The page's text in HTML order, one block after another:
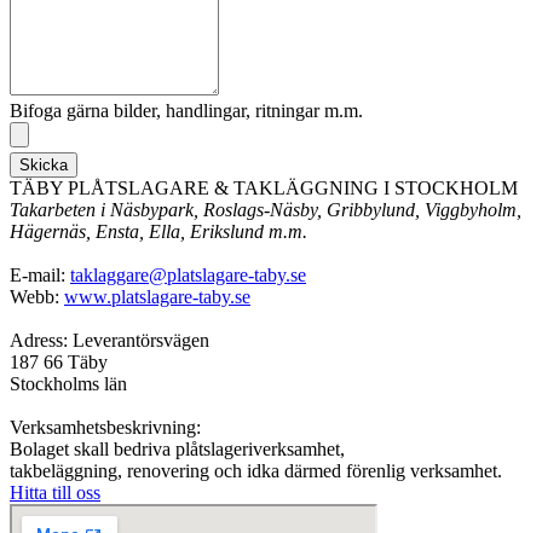
Bifoga gärna bilder, handlingar, ritningar m.m.
Skicka
TÄBY PLÅTSLAGARE & TAKLÄGGNING I STOCKHOLM
Takarbeten i Näsbypark, Roslags-Näsby, Gribbylund, Viggbyholm,
Hägernäs, Ensta, Ella, Erikslund m.m.
E-mail: taklaggare@platslagare-taby.se
Webb: www.platslagare-taby.se
Adress: Leverantörsvägen
187 66 Täby
Stockholms län
Verksamhetsbeskrivning:
Bolaget skall bedriva plåtslageriverksamhet,
takbeläggning, renovering och idka därmed förenlig verksamhet.
Hitta till oss